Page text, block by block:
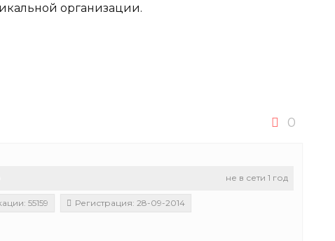
организации.
0
не в сети 1 год
55159 Регистрация: 28-09-2014